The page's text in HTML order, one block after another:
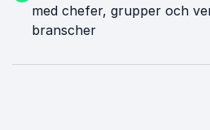
med chefer, grupper och
branscher